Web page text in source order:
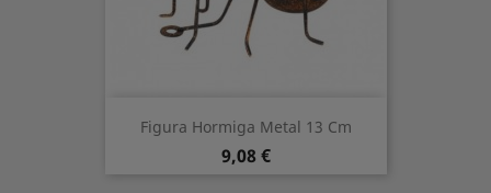
Figura Hormiga Metal 13 Cm
Prezzo
9,08 €